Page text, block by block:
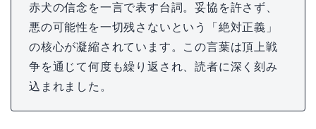
赤犬の信念を一言で表す台詞。妥協を許さず、
悪の可能性を一切残さないという「絶対正義」
の核心が凝縮されています。この言葉は頂上戦
争を通じて何度も繰り返され、読者に深く刻み
込まれました。